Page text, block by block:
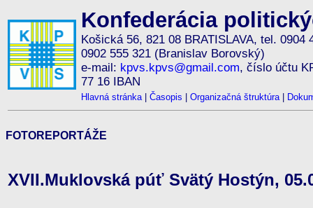
Konfederácia
Košická 56, 821 08 BRATISLAVA, tel. 0904
0902 555 321 (Branislav Borovský)
e-mail: kpvs.kpvs@gmail.com, číslo účtu
77 16 IBAN
Hlavná stránka| Časopis Organizačná štruktúra|
FOTOREPORTÁŽE
XVII.Muklovská púť Svätý Hostýn,